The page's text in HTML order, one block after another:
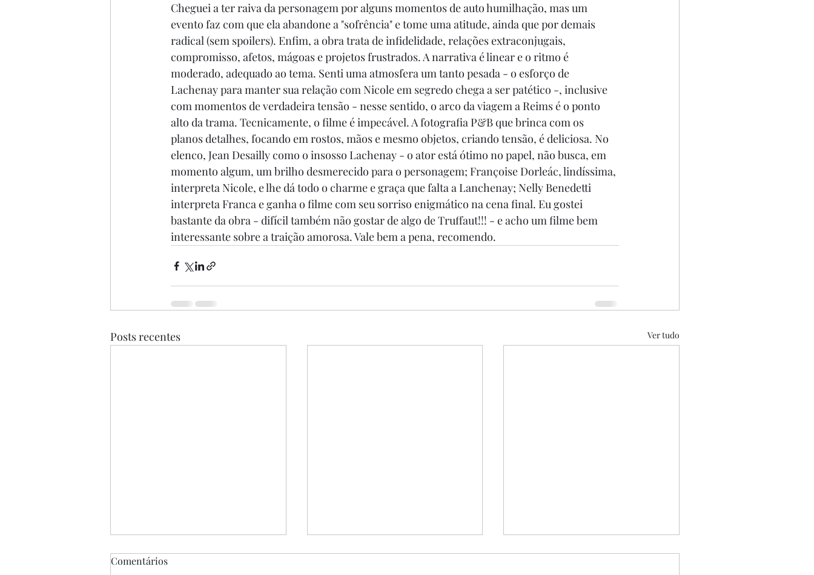
Cheguei a ter raiva da personagem por alguns momentos de auto humilhação, mas um
evento faz com que ela abandone a "sofrência" e tome uma atitude, ainda que por demais
radical (sem spoilers). Enfim, a obra trata de infidelidade, relações extraconjugais,
compromisso, afetos, mágoas e projetos frustrados. A narrativa é linear e o ritmo é
moderado, adequado ao tema. Senti uma atmosfera um tanto pesada - o esforço de
Lachenay para manter sua relação com Nicole em segredo chega a ser patético -, inclusive
com momentos de verdadeira tensão - nesse sentido, o arco da viagem a Reims é o ponto
alto da trama. Tecnicamente, o filme é impecável. A fotografia P&B que brinca com os
planos detalhes, focando em rostos, mãos e mesmo objetos, criando tensão, é deliciosa. No
elenco, Jean Desailly como o insosso Lachenay - o ator está ótimo no papel, não busca, em
momento algum, um brilho desmerecido para o personagem; Françoise Dorleác, lindíssima,
interpreta Nicole, e lhe dá todo o charme e graça que falta a Lanchenay; Nelly Benedetti
interpreta Franca e ganha o filme com seu sorriso enigmático na cena final. Eu gostei
bastante da obra - difícil também não gostar de algo de Truffaut!!! - e acho um filme bem
interessante sobre a traição amorosa. Vale bem a pena, recomendo.
Posts recentes Ver tudo
Comentários